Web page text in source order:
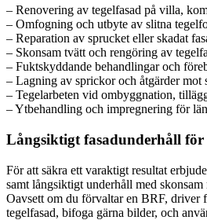
– Renovering av tegelfasad på villa,
– Omfogning och utbyte av slitna
– Reparation av sprucket eller skadat
– Skonsam tvätt och rengöring av
– Fuktskyddande behandlingar och
– Lagning av sprickor och åtgärder mot
– Tegelarbeten vid ombyggnation,
– Ytbehandling och impregnering för
Långsiktigt fasadunderhåll
För att säkra ett varaktigt resultat
samt långsiktigt underhåll med
Oavsett om du förvaltar en BRF, driver
tegelfasad, bifoga gärna bilder, och